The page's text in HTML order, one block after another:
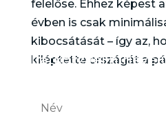
felelőse. Ehhez képest
évben is csak
kibocsátását – így az,
kiléptette országát a
Iratkozz fel